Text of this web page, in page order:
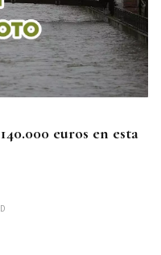
euros en esta